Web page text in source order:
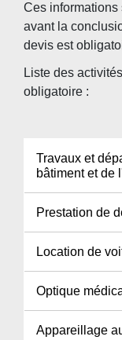
Ces informations
avant la
devis est
Liste des
obligatoire :
Travaux et
bâtiment et de
Prestation de
Location de
Optique
Appareillage